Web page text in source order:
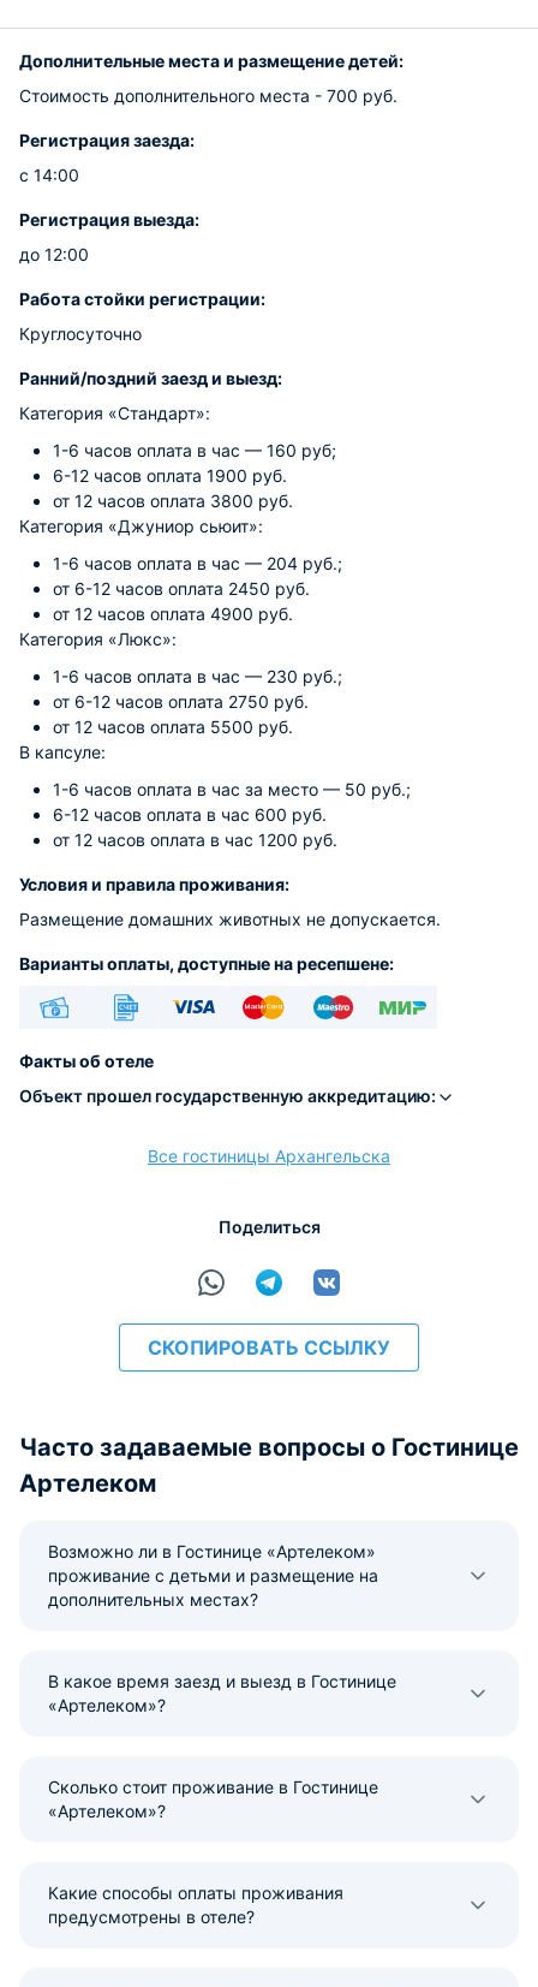
Дополнительные места и размещение детей:
Стоимость дополнительного места - 700 руб.
Регистрация заезда:
с 14:00
Регистрация выезда:
до 12:00
Работа стойки регистрации:
Круглосуточно
Ранний/поздний заезд и выезд:
Категория «Стандарт»:
1-6 часов оплата в час — 160 руб;
6-12 часов оплата 1900 руб.
от 12 часов оплата 3800 руб.
Категория «Джуниор сьюит»:
1-6 часов оплата в час — 204 руб.;
от 6-12 часов оплата 2450 руб.
от 12 часов оплата 4900 руб.
Категория «Люкс»:
1-6 часов оплата в час — 230 руб.;
от 6-12 часов оплата 2750 руб.
от 12 часов оплата 5500 руб.
В капсуле:
1-6 часов оплата в час за место — 50 руб.;
6-12 часов оплата в час 600 руб.
от 12 часов оплата в час 1200 руб.
Условия и правила проживания:
Размещение домашних животных не допускается.
Варианты оплаты, доступные на ресепшене:
Факты об отеле
Объект прошел государственную аккредитацию:
Все гостиницы Архангельска
Поделиться
СКОПИРОВАТЬ ССЫЛКУ
Часто задаваемые вопросы о Гостинице
Артелеком
Возможно ли в Гостинице «Артелеком»
проживание с детьми и размещение на
дополнительных местах?
В какое время заезд и выезд в Гостинице
«Артелеком»?
Сколько стоит проживание в Гостинице
«Артелеком»?
Какие способы оплаты проживания
предусмотрены в отеле?